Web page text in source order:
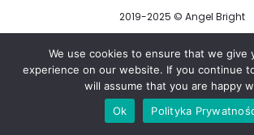
2019-2025 © Angel Bright
Regulamin i Polityka
a
e
b
n
t
a
We use cookies to ensure that we give
experience on our website. If you continue
will assume that you are happy
Ok
Polityka